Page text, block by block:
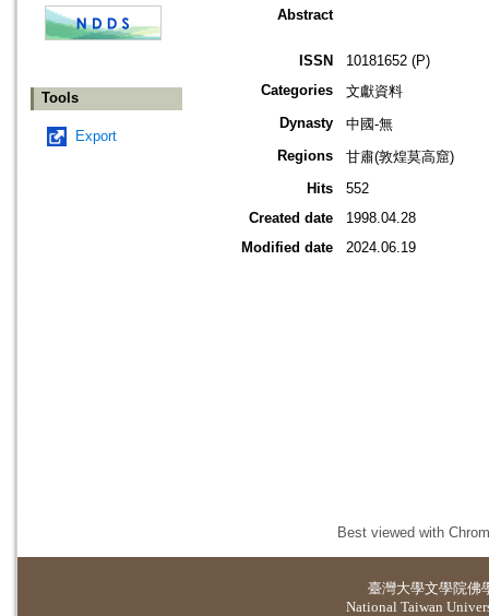
Tools
Export
Abstract
ISSN
10181652 (P)
Categories
文獻資料
Dynasty
中國-無
Regions
甘肅(敦煌莫高窟)
Hits
552
Created date
1998.04.28
Modified date
2024.06.19
Best viewed with
臺灣大學文學院佛
National Taiwan